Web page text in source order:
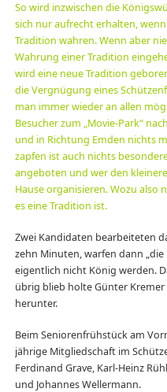
So wird inzwischen die
sich nur aufrecht erhalten,
Tradition wahren. Wenn aber
Wahrung einer Tradition
wird eine neue Tradition
die Vergnügung eines
man immer wieder an allen
Besucher zum „Movie-Park“
und in Richtung Emden nichts
zapfen ist auch nichts
angeboten und wer den
Hause organisieren. Wozu also
es eine Tradition ist.
Zwei Kandidaten bearbeiteten
zehn Minuten, warfen dann
eigentlich nicht König werden.
übrig blieb holte Günter Kremer
herunter.
Beim Seniorenfrühstück am
jährige Mitgliedschaft im
Ferdinand Grave, Karl-Heinz
und Johannes Wellermann.